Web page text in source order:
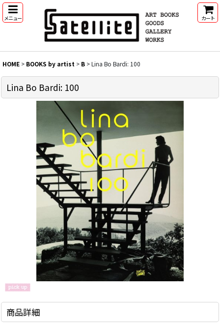
メニュー カート
HOME > BOOKS by artist > B >Lina Bo Bardi: 100
Lina Bo Bardi: 100
商品詳細